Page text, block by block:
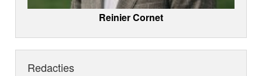
Reinier Cornet
Redacties